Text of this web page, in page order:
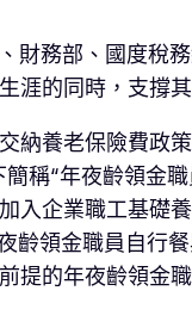
務部、國度稅
的同時，支撐
納養老保險費政
稱“年夜齡領金
入企業職工基
齡領金職員自
提的年夜齡領金